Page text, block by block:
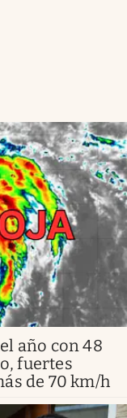
año con 48
fuertes
de 70 km/h